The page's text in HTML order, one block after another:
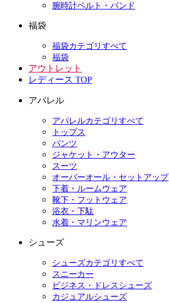
腕時計ベルト・バンド
福袋
福袋カテゴリすべて
福袋
アウトレット
レディース TOP
アパレル
アパレルカテゴリすべて
トップス
パンツ
ジャケット・アウター
スーツ
オーバーオール・セットアップ
下着・ルームウェア
靴下・フットウェア
浴衣・下駄
水着・マリンウェア
シューズ
シューズカテゴリすべて
スニーカー
ビジネス・ドレスシューズ
カジュアルシューズ